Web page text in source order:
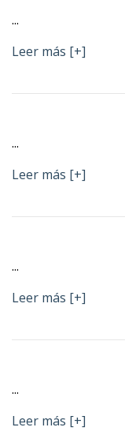
...
Leer más [+]
...
Leer más [+]
...
Leer más [+]
...
Leer más [+]